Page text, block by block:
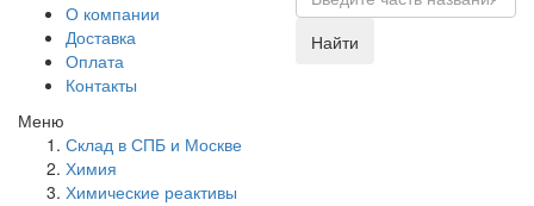
О компании
Доставка
Оплата
Контакты
Найти
Меню
Склад в СПБ и Москве
Химия
Химические реактивы